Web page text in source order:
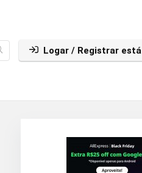
Logar / Registrar